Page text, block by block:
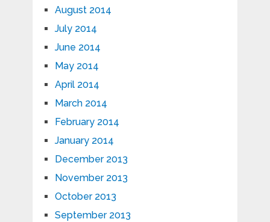
August 2014
July 2014
June 2014
May 2014
April 2014
March 2014
February 2014
January 2014
December 2013
November 2013
October 2013
September 2013